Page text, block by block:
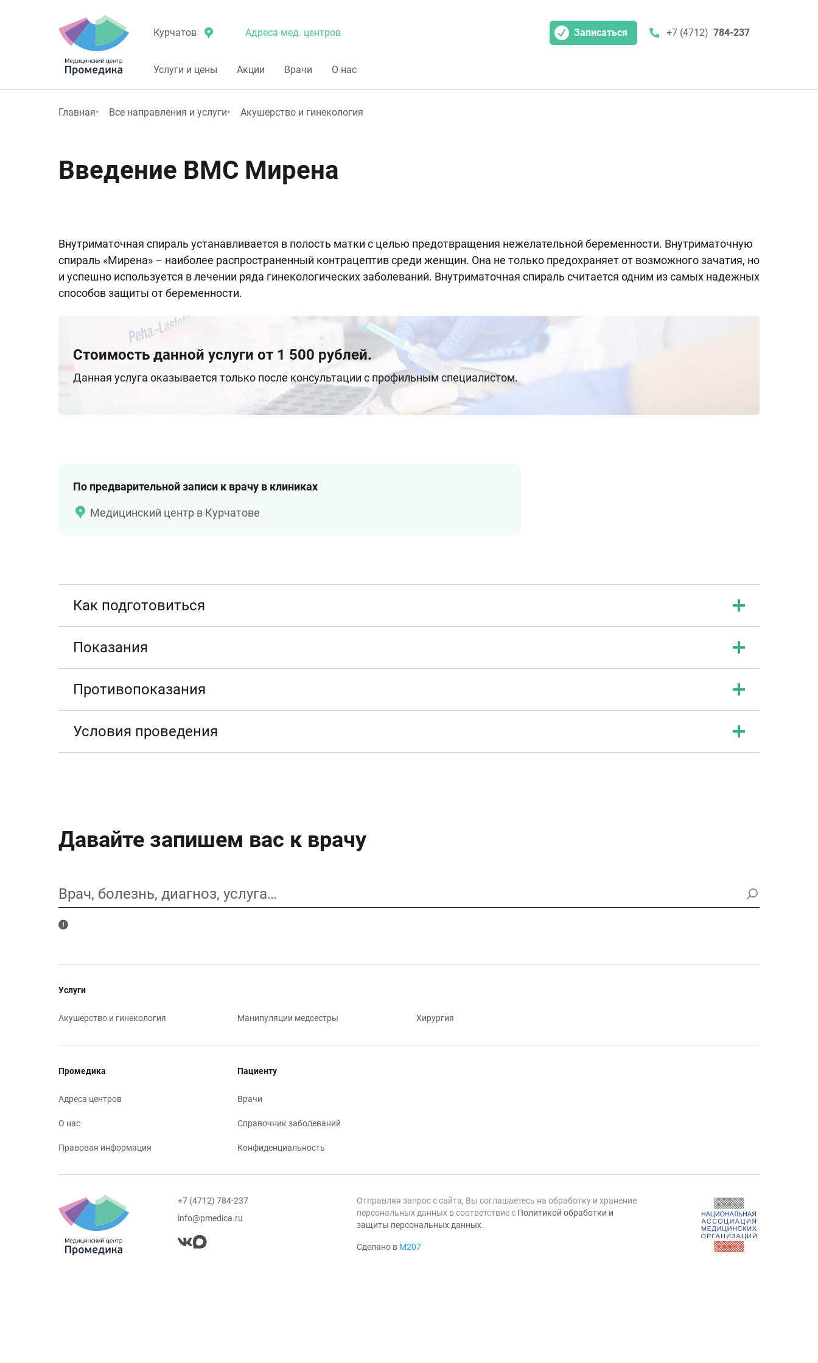
Курчатов Адреса мед. центров Записаться +7 (4712) 784-237
Услуги и цены Акции Врачи О нас
Главная Все направления и услуги Акушерство и гинекология
Введение ВМС Мирена
Внутриматочная спираль устанавливается в полость матки с целью предотвращения нежелательной беременности. Внутриматочную
спираль «Мирена» – наиболее распространенный контрацептив среди женщин. Она не только предохраняет от возможного зачатия, но
и успешно используется в лечении ряда гинекологических заболеваний. Внутриматочная спираль считается одним из самых надежных
способов защиты от беременности.
Стоимость данной услуги от 1 500 рублей.
Данная услуга оказывается только после консультации с профильным специалистом.
По предварительной записи к врачу в клиниках
Медицинский центр в Курчатове
Как подготовиться
Показания
Противопоказания
Условия проведения
Давайте запишем вас к врачу
Врач, болезнь, диагноз, услуга…
Услуги
Акушерство и гинекология Манипуляции медсестры Хирургия
Промедика
Адреса центров
О нас
Правовая информация
Пациенту
Врачи
Справочник заболеваний
Конфиденциальность
+7 (4712) 784-237
info@pmedica.ru
Отправляя запрос с сайта, Вы соглашаетесь на обработку и хранение
персональных данных в соответствие с Политикой обработки и
защиты персональных данных.
Сделано в М207